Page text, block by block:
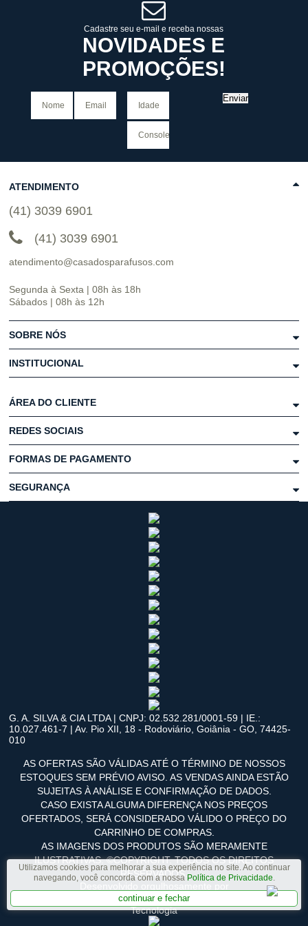
Cadastre seu e-mail e receba nossas
NOVIDADES E
PROMOÇÕES!
Enviar
Utilizamos cookies para melhorar a sua experiência no site. Ao continuar
navegando, você concorda com a nossa Política de Privacidade.
continuar e fechar
ATENDIMENTO
(41) 3039 6901
(41) 3039 6901
atendimento@casadosparafusos.com
Segunda à Sexta | 08h às 18h
Sábados | 08h às 12h
SOBRE NÓS
INSTITUCIONAL
ÁREA DO CLIENTE
REDES SOCIAIS
FORMAS DE PAGAMENTO
SEGURANÇA
G. A. SILVA & CIA LTDA | CNPJ: 02.532.281/0001-59 | IE.:
10.027.461-7 | Av. Pio XII, 18 - Rodoviário, Goiânia - GO, 74425-
010
AS OFERTAS SÃO VÁLIDAS ATÉ O TÉRMINO DE NOSSOS
ESTOQUES SEM PRÉVIO AVISO. AS VENDAS AINDA ESTÃO
SUJEITAS À ANÁLISE E CONFIRMAÇÃO DE DADOS.
CASO EXISTA ALGUMA DIFERENÇA NOS PREÇOS
OFERTADOS, SERÁ CONSIDERADO VÁLIDO O PREÇO DO
CARRINHO DE COMPRAS.
AS IMAGENS DOS PRODUTOS SÃO MERAMENTE
ILUSTRATIVAS. ©COPYRIGHT. TODOS OS DIREITOS
RESERVADOS.
Tecnologia